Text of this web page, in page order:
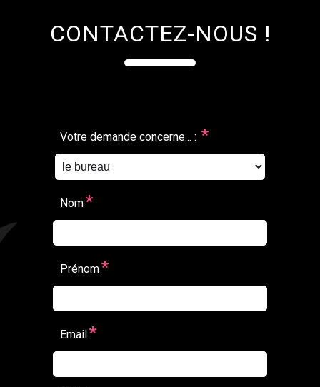
CONTACTEZ-NOUS !
Votre demande concerne... : *
Nom*
Prénom*
Email *